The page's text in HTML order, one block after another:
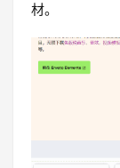
材。